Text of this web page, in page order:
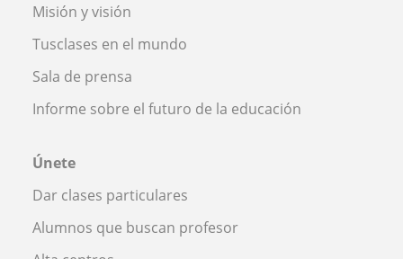
Misión y visión
Tusclases en el mundo
Sala de prensa
Informe sobre el futuro de la educación
Únete
Dar clases particulares
Alumnos que buscan profesor